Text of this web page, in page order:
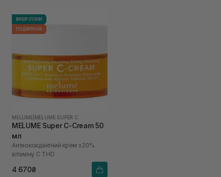
ВИБІР ІЛОНИ
ПОДАРУНОК
MELUME MELUME SUPER C
MELUME Super C-Cream 50
мл
Антиоксидантний крем з 20%
вітаміну С THD
4 670₴